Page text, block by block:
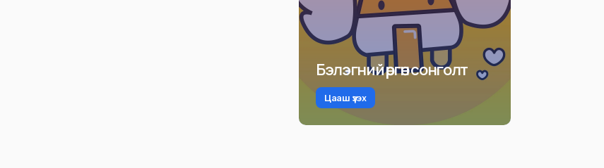
Бэлэгний өргөн сонголт
Цааш үзэх